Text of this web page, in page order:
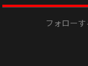
フォロー